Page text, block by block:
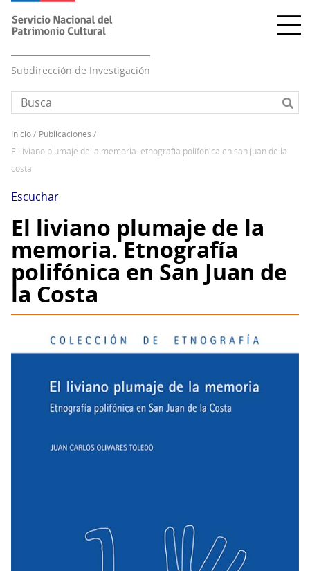
principal
Subdirección de Investigación
Sobrescribir
enlaces
ayuda
a
la
navegación
inicio
publicaciones
el liviano plumaje de la memoria. etnografía polifónica en san juan de la
costa
Escuchar
El liviano plumaje de la
memoria. Etnografía
polifónica en San Juan de
la Costa